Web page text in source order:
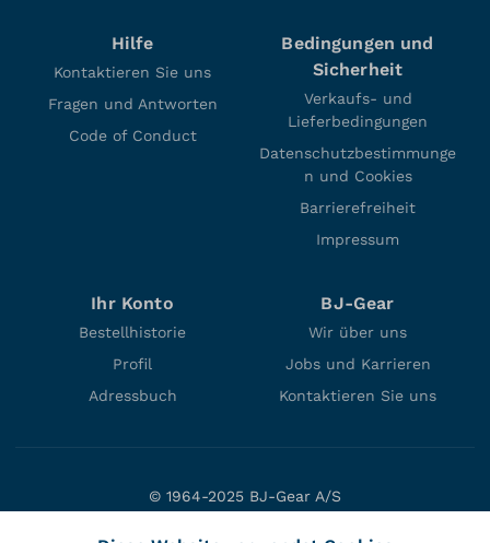
Hilfe
Kontaktieren Sie uns
Fragen und Antworten
Code of Conduct
Bedingungen und
Sicherheit
Verkaufs- und
Lieferbedingungen
Datenschutzbestimmunge
n und Cookies
Barrierefreiheit
Impressum
Ihr Konto
Bestellhistorie
Profil
Adressbuch
BJ-Gear
Wir über uns
Jobs und Karrieren
Kontaktieren Sie uns
© 1964-2025 BJ-Gear A/S